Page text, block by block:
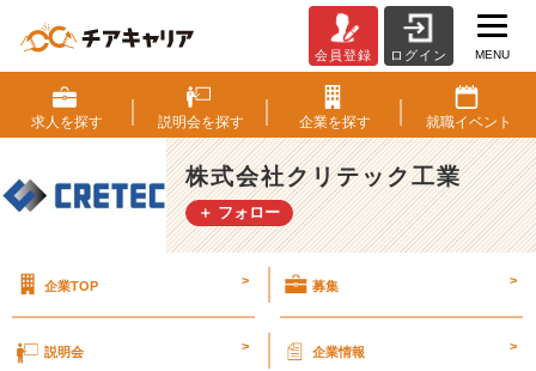
ョ
イ
ン
ト
で
橋
力
会員登録 ログイン MENU
求人を探す 説明会を探す 企業を探す 就職イベント
株式会社クリテック工業
＋ フォロー
企業TOP > 募集 >
説明会 > 企業情報 >